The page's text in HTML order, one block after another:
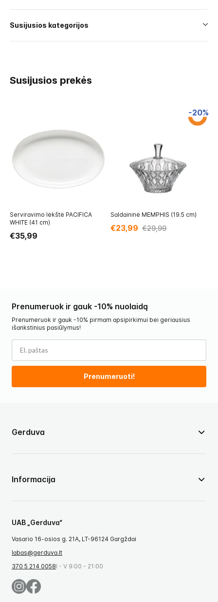
Susijusios kategorijos
Susijusios prekės
Serviravimo lėkštė PACIFICA
WHITE (41 cm)
€35,99
-20%
Saldaininė MEMPHIS (19.5 cm)
€23,99 €29,99
UAB „Gerduva“
Vasario 16-osios g. 21A, LT-96124 Gargždai
labas@gerduva.lt
370 5 214 0058I - V 9:00 - 21:00
Gerduva
Informacija
Prenumeruok ir gauk -10% nuolaidą
Prenumeruok ir gauk -10% pirmam apsipirkimui bei geriausius
išankstinius pasiūlymus!
Prenumeruoti!